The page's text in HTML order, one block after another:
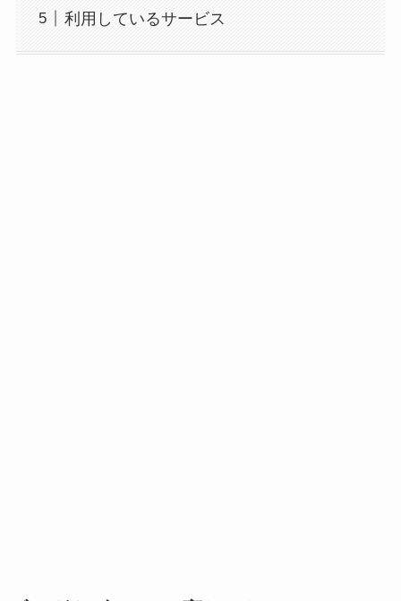
利用しているサービス